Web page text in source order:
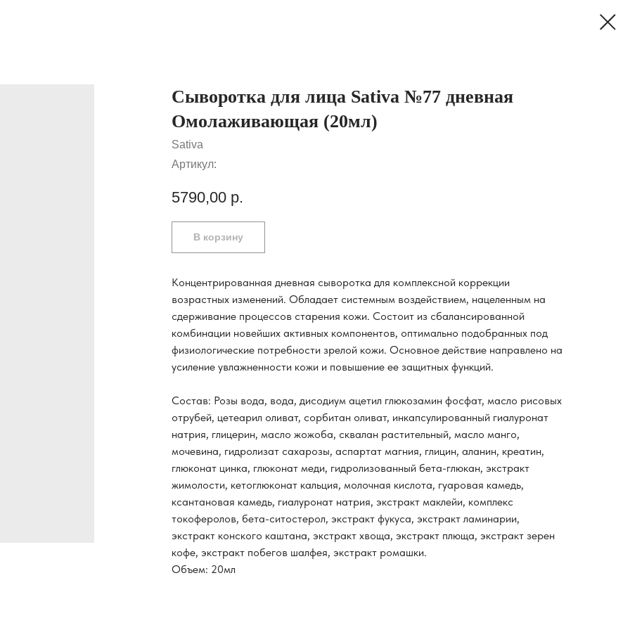
Сыворотка для лица Sativa №77 дневная
Омолаживающая (20мл)
Sativa
Артикул:
5790,00 р.
В корзину
Концентрированная дневная сыворотка для комплексной коррекции
возрастных изменений. Обладает системным воздействием, нацеленным на
сдерживание процессов старения кожи. Состоит из сбалансированной
комбинации новейших активных компонентов, оптимально подобранных под
физиологические потребности зрелой кожи. Основное действие направлено на
усиление увлажненности кожи и повышение ее защитных функций.
Состав: Розы вода, вода, дисодиум ацетил глюкозамин фосфат, масло рисовых
отрубей, цетеарил оливат, сорбитан оливат, инкапсулированный гиалуронат
натрия, глицерин, масло жожоба, сквалан растительный, масло манго,
мочевина, гидролизат сахарозы, аспартат магния, глицин, аланин, креатин,
глюконат цинка, глюконат меди, гидролизованный бета-глюкан, экстракт
жимолости, кетоглюконат кальция, молочная кислота, гуаровая камедь,
ксантановая камедь, гиалуронат натрия, экстракт маклейи, комплекс
токоферолов, бета-ситостерол, экстракт фукуса, экстракт ламинарии,
экстракт конского каштана, экстракт хвоща, экстракт плюща, экстракт зерен
кофе, экстракт побегов шалфея, экстракт ромашки.
Объем: 20мл